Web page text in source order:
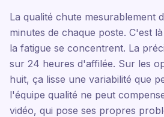
La qualité chute mesurablement
minutes de chaque poste. C'est
la fatigue se concentrent. La
sur 24 heures d'affilée. Sur les
huit, ça lisse une variabilité que
l'équipe qualité ne peut
vidéo, qui pose ses propres